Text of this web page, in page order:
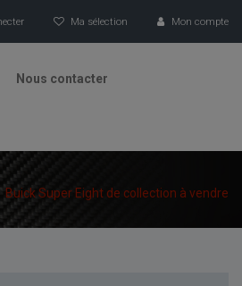
Ma sélection Mon compte
Nous contacter
Buick Super Eight de collection à vendre